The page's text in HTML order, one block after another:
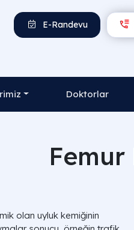
E-Randevu
Doktorlar
Femur
olan uyluk kemiğinin